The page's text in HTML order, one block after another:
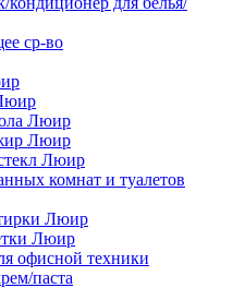
ср-во
Люир
Люир
Люир
комнат и туалетов
Люир
Люир
офисной техники
паста